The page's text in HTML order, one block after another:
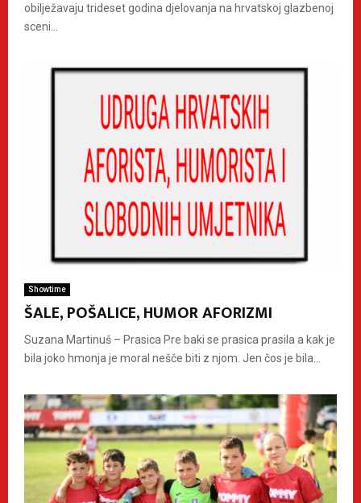
obilježavaju trideset godina djelovanja na hrvatskoj glazbenoj
sceni...
Showtime
ŠALE, POŠALICE, HUMOR AFORIZMI
Suzana Martinuš – Prasica Pre baki se prasica prasila a kak je
bila joko hmonja je moral nešče biti z njom. Jen čos je bila...